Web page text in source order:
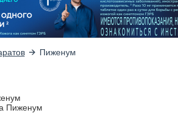
Пиженум
Пиженум